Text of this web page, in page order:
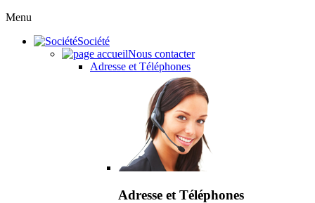
Menu
Société
Nous contacter
Adresse et Téléphones
Adresse et Téléphones